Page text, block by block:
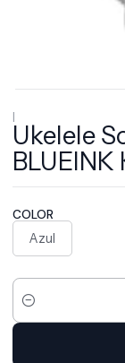
|
Ukelele
BLUEINK
COLOR
Azul
Cantidad